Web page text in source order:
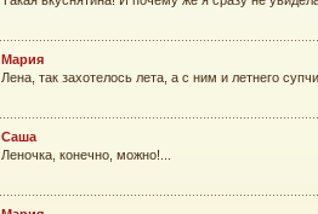
Мария
Лена, так захотелось лета, а с ним и летнего
Саша
Леночка, конечно, можно!...